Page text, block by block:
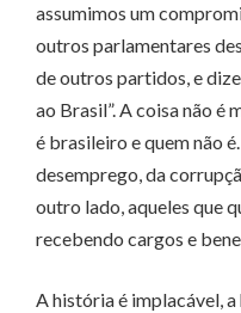
assumimos um
outros parlamentares
de outros partidos, e
ao Brasil”. A coisa não é
é brasileiro e quem não
desemprego, da
outro lado, aqueles que
recebendo cargos e
A história é implacável,